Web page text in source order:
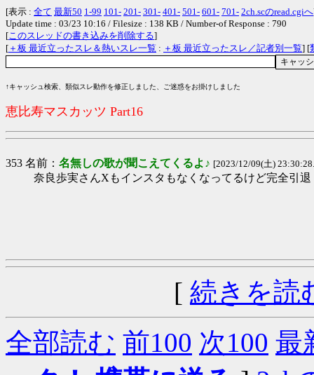
[表示 : 全て 最新50 1-99 101- 201- 301- 401- 501- 601- 701- 2ch.scのread.cgiへ
Update time : 03/23 10:16 / Filesize : 138 KB / Number-of Response : 790
[このスレッドの書き込みを削除する]
[ ＋板 最近立ったスレ＆熱いスレ一覧 : ＋板 最近立ったスレ／記者別一覧] [
↑キャッシュ検索、類似スレ動作を修正しました、ご迷惑をお掛けしました
恵比寿マスカッツ Part16
353 名前： 名無しの歌が聞こえてくるよ♪ [2023/12/09(土)
奈良歩実さんXもインスタもなくなってるけど完全引退
[ 続きを読
全部読む 前100 次100 最